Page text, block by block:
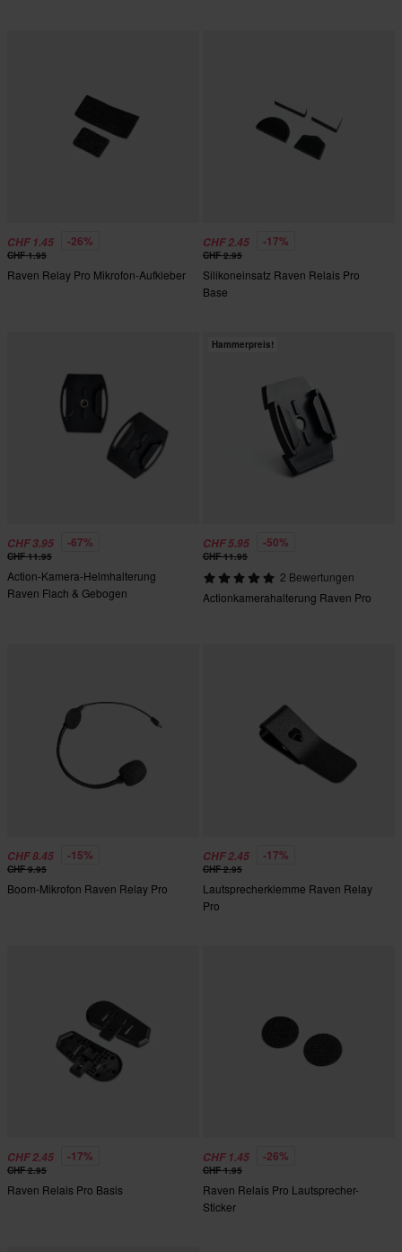
CHF 1.45 -26%
CHF 1.95
Raven Relay Pro Mikrofon-Aufkleber
CHF 2.45 -17%
CHF 2.95
Silikoneinsatz Raven Relais Pro
Base
CHF 3.95 -67%
CHF 11.95
Action-Kamera-Helmhalterung
Raven Flach & Gebogen
Hammerpreis!
CHF 5.95 -50%
CHF 11.95
2 Bewertungen
Actionkamerahalterung Raven Pro
CHF 8.45 -15%
CHF 9.95
Boom-Mikrofon Raven Relay Pro
CHF 2.45 -17%
CHF 2.95
Lautsprecherklemme Raven Relay
Pro
CHF 2.45 -17%
CHF 2.95
Raven Relais Pro Basis
CHF 1.45 -26%
CHF 1.95
Raven Relais Pro Lautsprecher-
Sticker